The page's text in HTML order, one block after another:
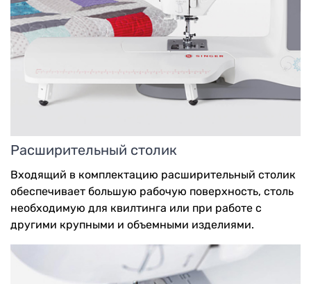
Расширительный столик
Входящий в комплектацию расширительный столик
обеспечивает большую рабочую поверхность, столь
необходимую для квилтинга или при работе с
другими крупными и объемными изделиями.